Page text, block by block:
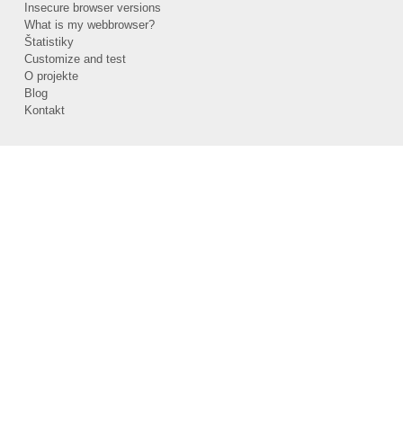
Insecure browser versions
What is my webbrowser?
Štatistiky
Customize and test
O projekte
Blog
Kontakt